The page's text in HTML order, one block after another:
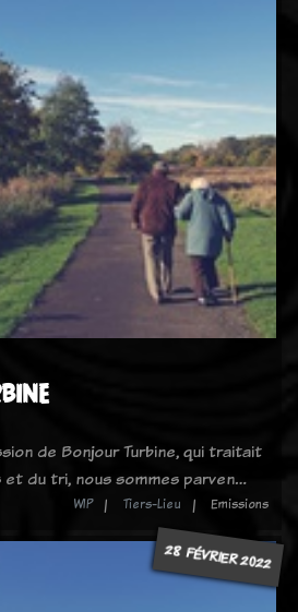
de Bonjour Turbine, qui traitait
du tri, nous sommes parven…
WIP Tiers-Lieu Emissions
28 FÉVRIER 2022